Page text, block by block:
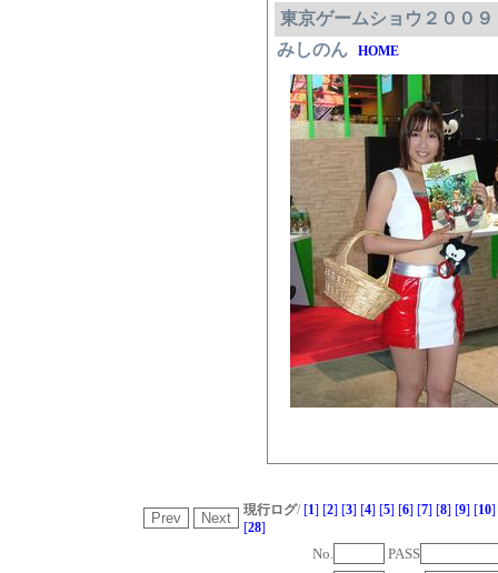
東京ゲームショウ２００９
みしのん
HOME
現行ログ/ [1] [2] [3] [4] [5] [6] [7] [8] [9] [10]
[28]
No.
PASS